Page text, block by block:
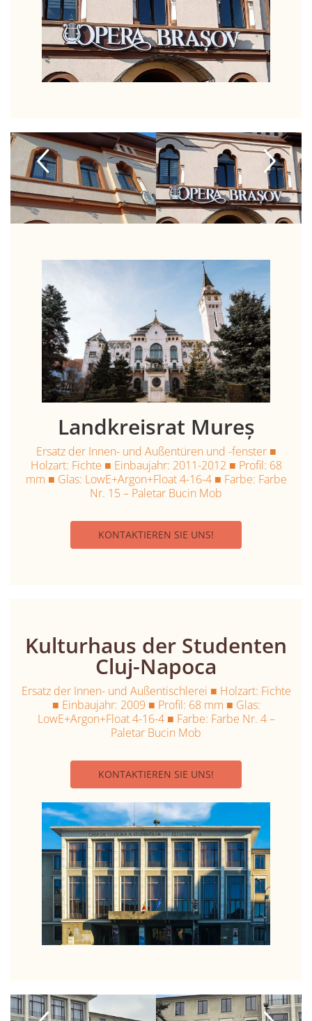
Landkreisrat Mureș
Ersatz der Innen- und Außentüren und -fenster ■
Holzart: Fichte ■ Einbaujahr: 2011-2012 ■ Profil: 68
mm ■ Glas: LowE+Argon+Float 4-16-4 ■ Farbe: Farbe
Nr. 15 – Paletar Bucin Mob
KONTAKTIEREN SIE UNS!
Kulturhaus der Studenten
Cluj-Napoca
Ersatz der Innen- und Außentischlerei ■ Holzart: Fichte
■ Einbaujahr: 2009 ■ Profil: 68 mm ■ Glas:
LowE+Argon+Float 4-16-4 ■ Farbe: Farbe Nr. 4 –
Paletar Bucin Mob
KONTAKTIEREN SIE UNS!